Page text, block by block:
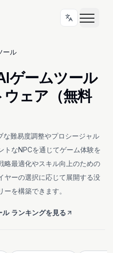
ール
ゲームツール
ェア（無料
な難易度調整やプロシージャル
トなNPCを通じてゲーム体験を
略最適化やスキル向上のための
ヤーの選択に応じて展開する没
を構築できます。
ル ランキングを見る